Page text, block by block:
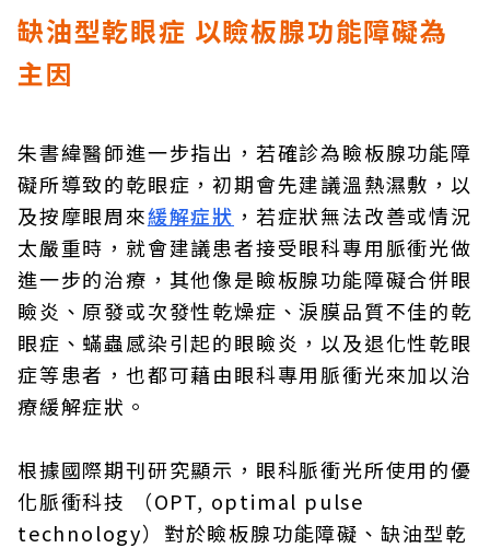
缺油型乾眼症 以瞼板腺功能障礙為
主因
朱書緯醫師進一步指出，若確診為瞼板腺功能障
礙所導致的乾眼症，初期會先建議溫熱濕敷，以
及按摩眼周來緩解症狀 ，若症狀無法改善或情況
太嚴重時，就會建議患者接受眼科專用脈衝光做
進一步的治療，其他像是瞼板腺功能障礙合併眼
瞼炎、原發或次發性乾燥症、淚膜品質不佳的乾
眼症、蟎蟲感染引起的眼瞼炎，以及退化性乾眼
症等患者，也都可藉由眼科專用脈衝光來加以治
療緩解症狀。
根據國際期刊研究顯示，眼科脈衝光所使用的優
化脈衝科技 （OPT, optimal pulse
technology）對於瞼板腺功能障礙、缺油型乾